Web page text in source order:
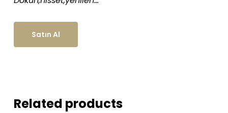
Satın Al
Related products